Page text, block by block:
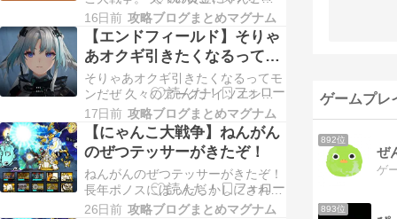
がキターーー！ と思ったら開催期
間短ァーーーーーーーーーーー
ー！！！ たしか昨日始まったばっ
かりなのに、すでにあと4日とか出
てらっしゃる。 報酬が通常の風雲
にゃんこ塔の2倍とオイシイので1階
から進めていくプレイヤーの…
16日前 攻略ブログまとめマグナム
【エンドフィールド】そりゃ
あオクギ引きたくなるってモ
ンだぜ
そりゃあオクギ引きたくなるってモ
ンだぜ 久々のアークナイツエンド
フィールド。 毎日のデイリーが重
いのでアプデ来るまで休止してたん
ですが、いざアプデが来るとデイリ
ーやっとけば良かったと後悔するお
バカがここにいます(笑) &nbsp いや
ぁ、アプデ内容が盛沢山過ぎて良い
意味でしんどい…
17日前 攻略ブログまとめマグナム
【にゃんこ大戦争】ねんがん
のぜつテッサーがきたぞ！
ねんがんのぜつテッサーがきたぞ！
長年ポノスにほったらかしにされて
いた絶テッサー。 なんとなんとつ
26日前 攻略ブログまとめマグナム
ゲームプレ
892位
ぜ
893位